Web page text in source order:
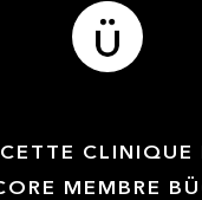
CLINIQUE
MEMBRE